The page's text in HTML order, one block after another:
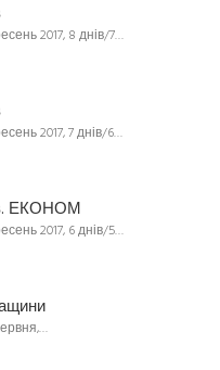
2017, 8 днів/7…
2017, 7 днів/6…
ЕКОНОМ
2017, 6 днів/5…